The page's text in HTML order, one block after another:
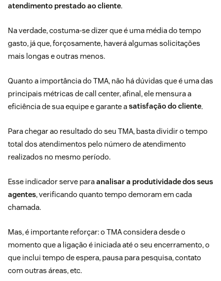
atendimento prestado ao cliente.
Na verdade, costuma-se dizer que é uma média do tempo
gasto, já que, forçosamente, haverá algumas solicitações
mais longas e outras menos.
Quanto a importância do TMA, não há dúvidas que é uma das
principais métricas de call center, afinal, ele mensura a
eficiência de sua equipe e garante asatisfação do cliente.
Para chegar ao resultado do seu TMA, basta dividir o tempo
total dos atendimentos pelo número de atendimento
realizados no mesmo período.
Esse indicador serve paraanalisar a produtividade dos seus
agentes, verificando quanto tempo demoram em cada
chamada.
Mas, é importante reforçar: o TMA considera desde o
momento que a ligação é iniciada até o seu encerramento, o
que inclui tempo de espera, pausa para pesquisa, contato
com outras áreas, etc.